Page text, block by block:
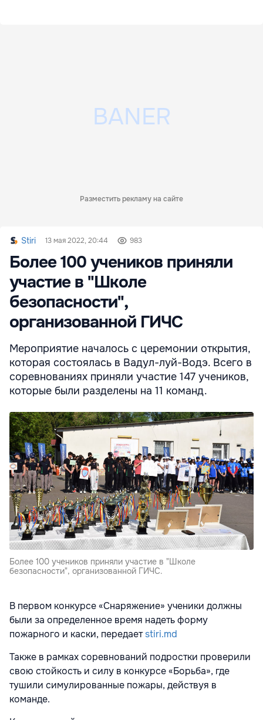
Разместить рекламу на сайте
Stiri 13 мая 2022, 20:44 983
Более 100 учеников приняли
участие в "Школе
безопасности",
организованной ГИЧС
Мероприятие началось с церемонии открытия,
которая состоялась в Вадул-луй-Водэ. Всего в
соревнованиях приняли участие 147 учеников,
которые были разделены на 11 команд.
Более 100 учеников приняли участие в "Школе
безопасности", организованной ГИЧС.
В первом конкурсе «Снаряжение» ученики должны
были за определенное время надеть форму
пожарного и каски, передаетstiri.md
Также в рамках соревнований подростки проверили
свою стойкость и силу в конкурсе «Борьба», где
тушили симулированные пожары, действуя в
команде.